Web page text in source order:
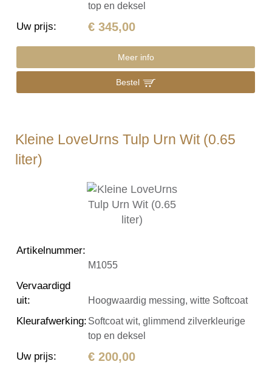
top en deksel
Uw prijs: € 345,00
Meer info
Bestel
Kleine LoveUrns Tulp Urn Wit (0.65
liter)
Artikelnummer:
M1055
Vervaardigd
uit: Hoogwaardig messing, witte Softcoat
Kleurafwerking: Softcoat wit, glimmend zilverkleurige
top en deksel
Uw prijs: € 200,00